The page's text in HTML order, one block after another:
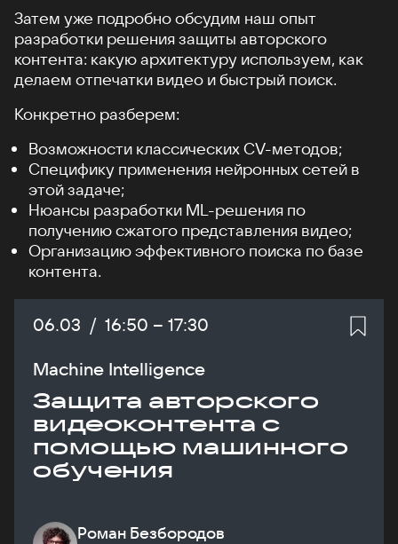
Затем уже подробно обсудим наш опыт
разработки решения защиты авторского
контента: какую архитектуру используем, как
делаем отпечатки видео и быстрый поиск.
Конкретно разберем:
Возможности классических CV-методов;
Специфику применения нейронных сетей в
этой задаче;
Нюансы разработки ML-решения по
получению сжатого представления видео;
Организацию эффективного поиска по базе
контента.
Дата:
06.03 / Начало:
16:50 – Конец:
17:30
Machine Intelligence
Защита авторского
видеоконтента с
помощью машинного
обучения
Роман Безбородов